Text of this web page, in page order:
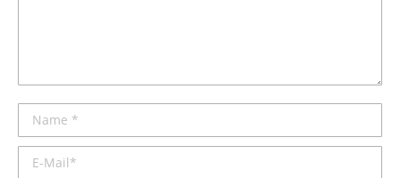
Name *
E-Mail *